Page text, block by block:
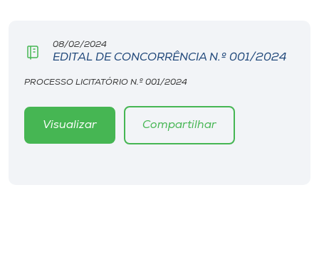
o idioma
08/02/2024
EDITAL DE CONCORRÊNCIA N.º 001/2024
PROCESSO LICITATÓRIO N.º 001/2024
Visualizar Compartilhar